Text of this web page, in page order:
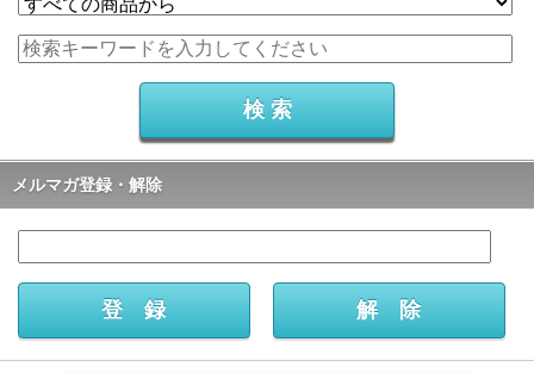
メルマガ登録・解除